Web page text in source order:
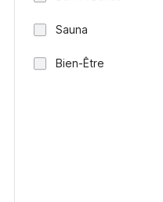
Sauna
Bien-Être